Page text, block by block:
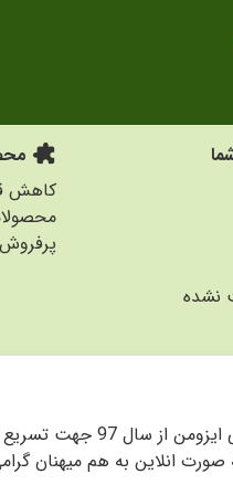
نشده
extension
کاهش
فروشگاه
انلاین به هم میهنان